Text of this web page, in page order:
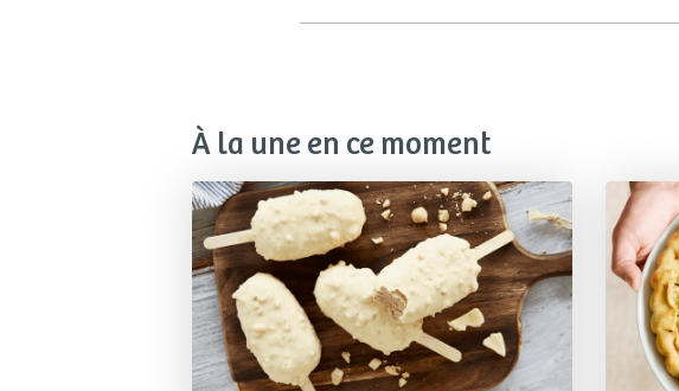
À la une en ce moment